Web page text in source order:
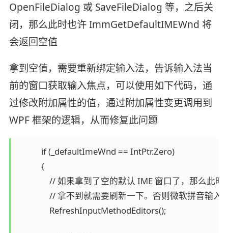
OpenFileDialog 或 SaveFileDialog 等，之后关
闭，那么此时也许 ImmGetDefaultIMEWnd 将
会返回空值
拿到空值，需要重新绑定输入法，告诉输入法当
前的窗口获取输入焦点，可以使用如下代码，通
过修改附加属性的值，通过附加属性变更调用到
WPF 框架的逻辑，从而修复此问题
            if (_defaultImeWnd == IntPtr.Zero)
            {
// 如果拿到了空的默认 IME 窗口了，那
// 拿不到就需要刷新一下。否则微软拼音
                RefreshInputMethodEditors();